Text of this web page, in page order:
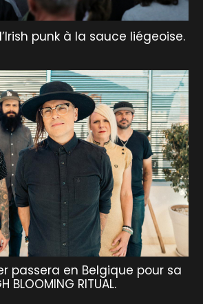
punk à la sauce liégeoise.
passera en Belgique pour sa
BLOOMING RITUAL.